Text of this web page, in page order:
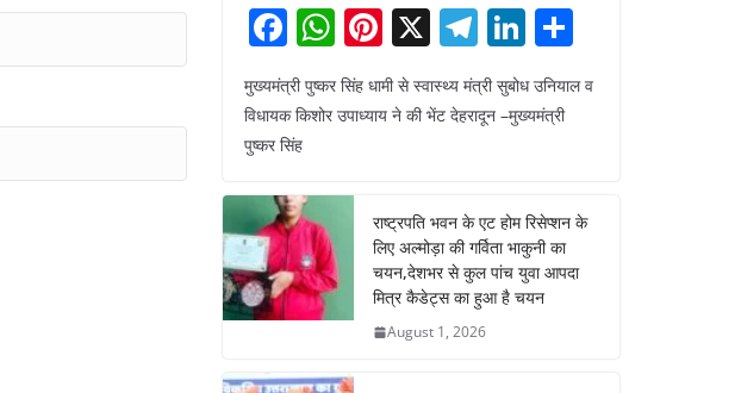
F
a
c
e
o
o
k
W
h
at
p
Pi
nt
er
X T
el
e
gr
m
Li
n
k
n
ar
मुख्यमंत्री पुष्कर सिंह धामी से स्वास्थ्य मंत्री सुबोध उनियाल व
विधायक किशोर उपाध्याय ने की भेंट देहरादून –मुख्यमंत्री
पुष्कर सिंह
राष्ट्रपति भवन के एट होम रिसेप्शन के
लिए अल्मोड़ा की गर्विता भाकुनी का
चयन,देशभर से कुल पांच युवा आपदा
मित्र कैडेट्स का हुआ है चयन
August 1, 2026